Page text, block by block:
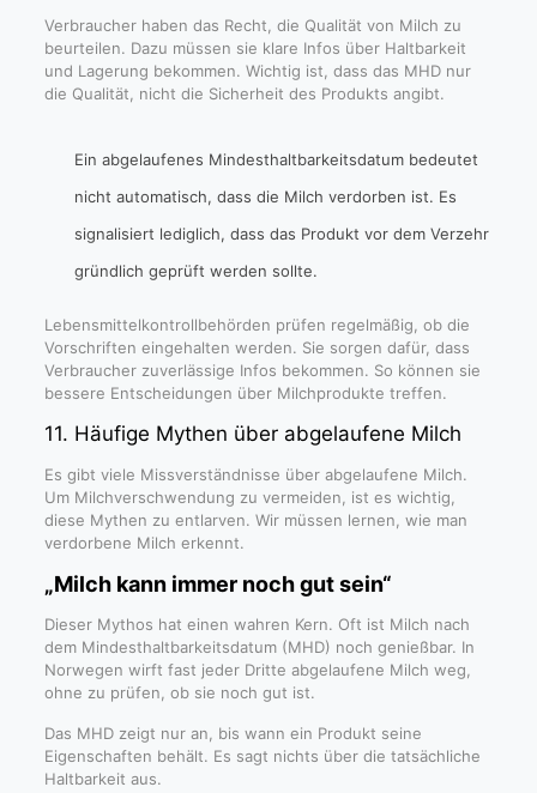
Verbraucher haben das Recht, die Qualität von Milch zu
beurteilen. Dazu müssen sie klare Infos über Haltbarkeit
und Lagerung bekommen. Wichtig ist, dass das MHD nur
die Qualität, nicht die Sicherheit des Produkts angibt.
Ein abgelaufenes Mindesthaltbarkeitsdatum bedeutet
nicht automatisch, dass die Milch verdorben ist. Es
signalisiert lediglich, dass das Produkt vor dem Verzehr
gründlich geprüft werden sollte.
Lebensmittelkontrollbehörden prüfen regelmäßig, ob die
Vorschriften eingehalten werden. Sie sorgen dafür, dass
Verbraucher zuverlässige Infos bekommen. So können sie
bessere Entscheidungen über Milchprodukte treffen.
11. Häufige Mythen über abgelaufene Milch
Es gibt viele Missverständnisse über abgelaufene Milch.
Um Milchverschwendung zu vermeiden, ist es wichtig,
diese Mythen zu entlarven. Wir müssen lernen, wie man
verdorbene Milch erkennt.
„Milch kann immer noch gut sein“
Dieser Mythos hat einen wahren Kern. Oft ist Milch nach
dem Mindesthaltbarkeitsdatum (MHD) noch genießbar. In
Norwegen wirft fast jeder Dritte abgelaufene Milch weg,
ohne zu prüfen, ob sie noch gut ist.
Das MHD zeigt nur an, bis wann ein Produkt seine
Eigenschaften behält. Es sagt nichts über die tatsächliche
Haltbarkeit aus.